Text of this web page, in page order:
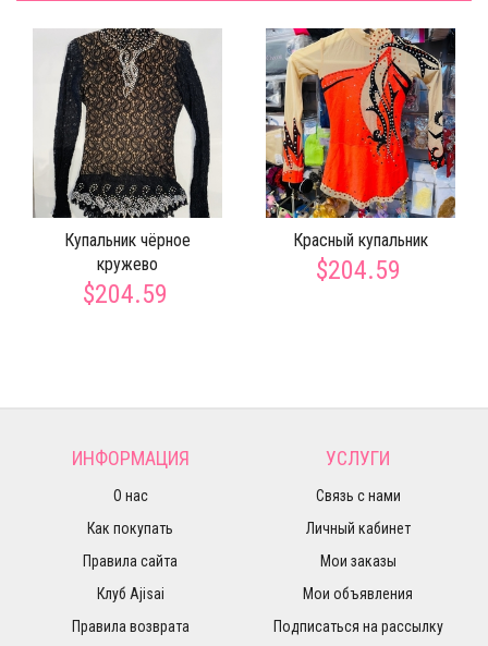
Купальник чёрное
кружево
$204.59
Красный купальник
$204.59
ИНФОРМАЦИЯ
О нас
Как покупать
Правила сайта
Клуб Ajisai
Правила возврата
УСЛУГИ
Связь с нами
Личный кабинет
Мои заказы
Мои объявления
Подписаться на рассылку